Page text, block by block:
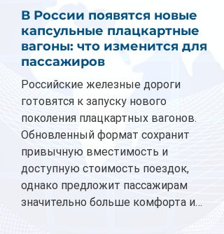
В России появятся новые
капсульные плацкартные
вагоны: что изменится для
пассажиров
Российские железные дороги
готовятся к запуску нового
поколения плацкартных вагонов.
Обновленный формат сохранит
привычную вместимость и
доступную стоимость поездок,
однако предложит пассажирам
значительно больше комфорта и